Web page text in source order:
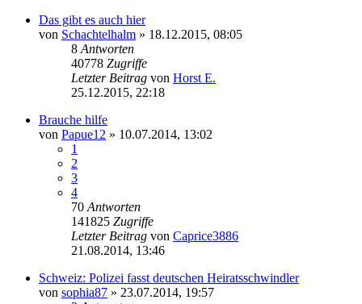
Das gibt es auch hier
von Schachtelhalm » 18.12.2015, 08:05
8 Antworten
40778 Zugriffe
Letzter Beitrag von Horst E.
25.12.2015, 22:18
Brauche hilfe
von Papue12 » 10.07.2014, 13:02
1
2
3
4
70 Antworten
141825 Zugriffe
Letzter Beitrag von Caprice3886
21.08.2014, 13:46
Schweiz: Polizei fasst deutschen Heiratsschwindler
von sophia87 » 23.07.2014, 19:57